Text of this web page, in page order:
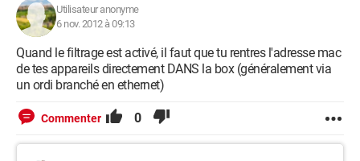
Utilisateur anonyme
6 nov. 2012 à 09:13
Quand le filtrage est activé, il faut que tu rentres l'adresse mac
de tes appareils directement DANS la box (généralement via
un ordi branché en ethernet)
Commenter 0